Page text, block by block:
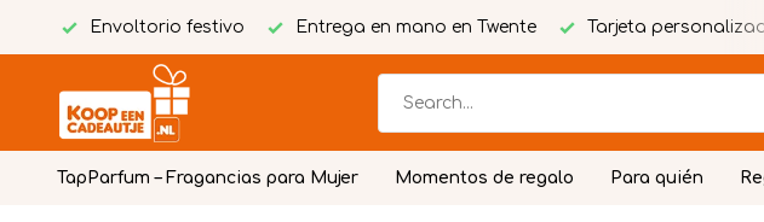
Envoltorio festivo Entrega en mano en Twente Tarjeta
TapParfum – Fragancias para Mujer Momentos de regalo Para quién